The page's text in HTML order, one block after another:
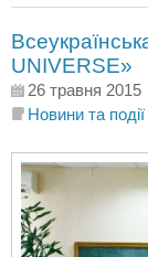
UNIVERSE»
26 травня 2015
Новини та події